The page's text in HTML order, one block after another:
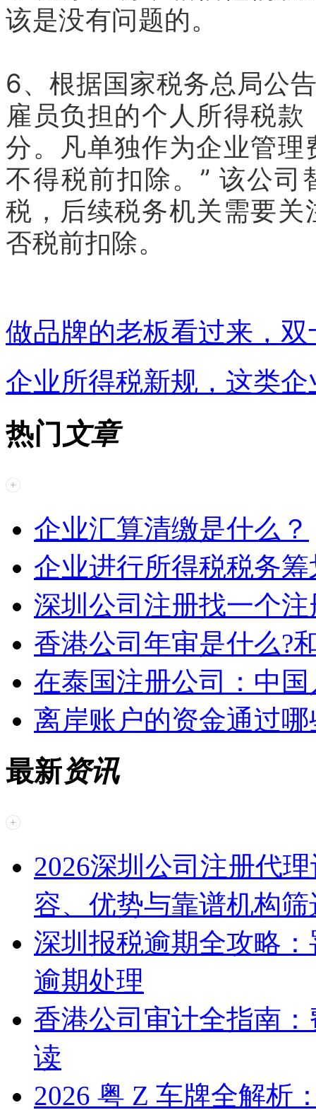
该是没有问题的。
6、根据国家税务总局公
雇员负担的个人所得税
分。凡单独作为企业管
不得税前扣除。” 该公
税，后续税务机关需要
否税前扣除。
做品牌的老板看过来，
企业所得税新规，这类
热门 文章
企业汇算清缴是什么？
企业进行所得税税务
深圳公司注册找一个
香港公司年审是什么?
在泰国注册公司：中
离岸账户的资金通过
最新资讯
2026深圳公司注册代
容、优势与靠谱机构筛
深圳报税逾期全攻略
逾期处理
香港公司审计全指南
读
2026 粤 Z 车牌全解析